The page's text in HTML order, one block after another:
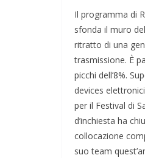
Il programma di
sfonda il muro
ritratto di una
trasmissione. È
picchi dell’8%.
devices
per il Festival di
d’inchiesta ha
collocazione
suo team